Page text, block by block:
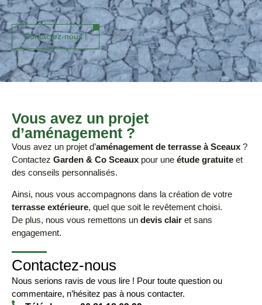
Contactez-nous !
Vous avez un projet
d’aménagement ?
Vous avez un projet d’aménagement de terrasse à Sceaux ?
Contactez Garden & Co Sceaux pour une étude gratuite et
des conseils personnalisés.
Ainsi, nous vous accompagnons dans la création de votre
terrasse extérieure, quel que soit le revêtement choisi.
De plus, nous vous remettons un devis clair et sans
engagement.
Contactez-nous
Nous serions ravis de vous lire ! Pour toute question ou
commentaire, n’hésitez pas à nous contacter.